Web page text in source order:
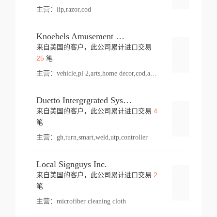
主营： lip,razor,cod
Knoebels Amusement Resort
来自美国的客户，此公司累计进口交易
25笔
主营： vehicle,pl 2,arts,home decor,cod,amusement ride,sea
Duetto Intergrgrated Systems Inc.
来自美国的客户，此公司累计进口交易 4
笔
主营： gh,turn,smart,weld,utp,controller
Local Signguys Inc.
来自美国的客户，此公司累计进口交易 2
笔
主营： microfiber cleaning cloth